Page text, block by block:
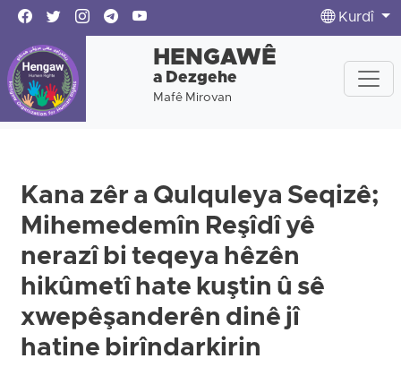
Kurdî
HENGAWÊ
a Dezgehe
Mafê Mirovan
Kana zêr a Qulquleya Seqizê;
Mihemedemîn Reşîdî yê
nerazî bi teqeya hêzên
hikûmetî hate kuştin û sê
xwepêşanderên dinê jî
hatine birîndarkirin